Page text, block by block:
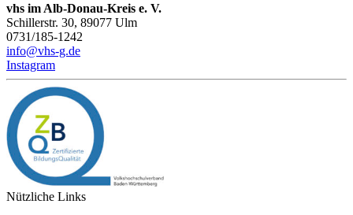
vhs im Alb-Donau-Kreis e. V.
Schillerstr. 30, 89077 Ulm
0731/185-1242
info@vhs-g.de
Instagram
Nützliche Links